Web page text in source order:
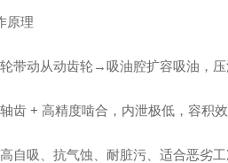
原理
带动从动齿轮→吸油腔扩容吸油，
齿 + 高精度啮合，内泄极低，容积
自吸、抗气蚀、耐脏污、适合恶劣